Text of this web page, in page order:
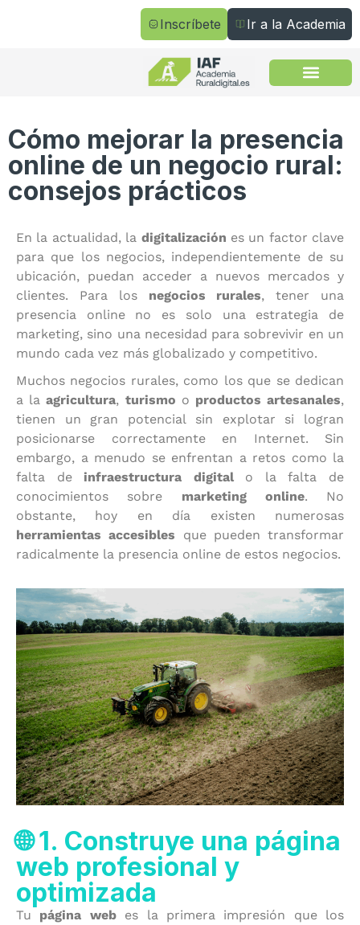
Inscríbete Ir a la Academia
Cómo mejorar la presencia
online de un negocio rural:
consejos prácticos
En la actualidad, la digitalización es un factor clave
para que los negocios, independientemente de su
ubicación, puedan acceder a nuevos mercados y
clientes. Para los negocios rurales, tener una
presencia online no es solo una estrategia de
marketing, sino una necesidad para sobrevivir en un
mundo cada vez más globalizado y competitivo.
Muchos negocios rurales, como los que se dedican
a laagricultura, turismo o productos artesanales,
tienen un gran potencial sin explotar si logran
posicionarse correctamente en Internet. Sin
embargo, a menudo se enfrentan a retos como la
falta deinfraestructura digitalo la falta de
conocimientos sobre marketing online. No
obstante, hoy en día existen numerosas
herramientas accesibles que pueden transformar
radicalmente la presencia online de estos negocios.
🌐 1. Construye una página
web profesional y
optimizada
Tu página webes la primera impresión que los